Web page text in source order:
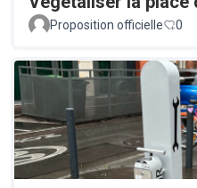
Proposition officielle
0